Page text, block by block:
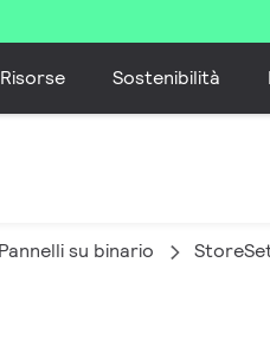
Risorse Sostenibilità
Pannelli su binario